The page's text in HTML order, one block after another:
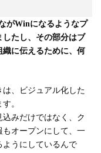
がWinになるようなプ
したし、その部分はブ
織に伝えるために、何
、ビジュアル化した
。
みだけではなく、ク
オープンにして、一
ようにしているんで